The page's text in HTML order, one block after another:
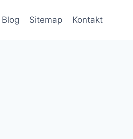
Blog Sitemap Kontakt